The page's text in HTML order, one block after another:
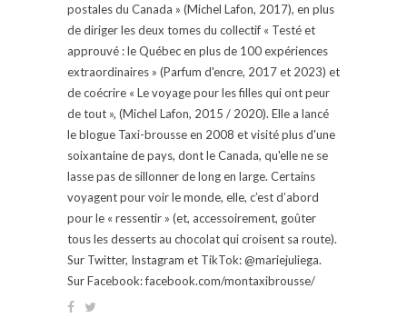
postales du Canada » (Michel Lafon, 2017), en plus
de diriger les deux tomes du collectif « Testé et
approuvé : le Québec en plus de 100 expériences
extraordinaires » (Parfum d'encre, 2017 et 2023) et
de coécrire « Le voyage pour les filles qui ont peur
de tout », (Michel Lafon, 2015 / 2020). Elle a lancé
le blogue Taxi-brousse en 2008 et visité plus d'une
soixantaine de pays, dont le Canada, qu'elle ne se
lasse pas de sillonner de long en large. Certains
voyagent pour voir le monde, elle, c’est d’abord
pour le « ressentir » (et, accessoirement, goûter
tous les desserts au chocolat qui croisent sa route).
Sur Twitter, Instagram et TikTok: @mariejuliega.
Sur Facebook: facebook.com/montaxibrousse/